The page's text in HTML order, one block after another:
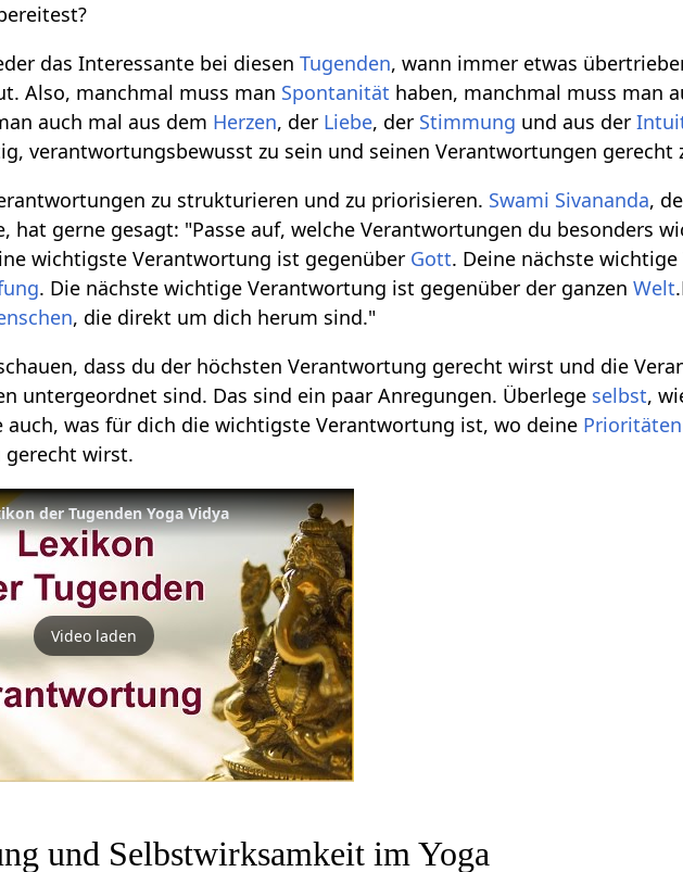
das Interessante bei diesenTugenden, wann immer etwas
Also, manchmal muss man Spontanität haben, manchmal muss man
auch mal aus dem Herzen, der Liebe, der Stimmung und aus der
verantwortungsbewusst zu sein und seinen Verantwortungen gerecht
zu strukturieren und zu priorisieren. Swami Sivananda,
hat gerne gesagt: "Passe auf, welche Verantwortungen du besonders
wichtigste Verantwortung ist gegenüber Gott. Deine nächste
. Die nächste wichtige Verantwortung ist gegenüber der ganzenWelt
, die direkt um dich herum sind."
dass du der höchsten Verantwortung gerecht wirst und die
untergeordnet sind. Das sind ein paar Anregungen. Überlege selbst,
auch, was für dich die wichtigste Verantwortung ist, wo deine Prioritäten
wirst.
der Tugenden Yoga Vidya
Video laden
und Selbstwirksamkeit im Yoga